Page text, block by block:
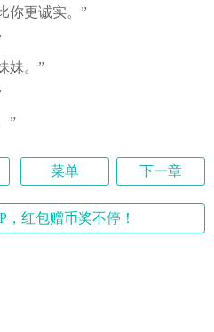
你更诚实。”
妹。”
”
菜单 下一章
，红包赠币奖不停！